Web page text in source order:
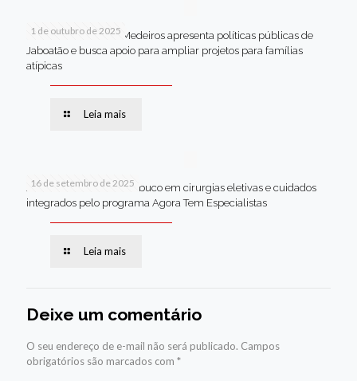
1 de outubro de 2025
Em Brasília, Andréa Medeiros apresenta políticas públicas de
Jaboatão e busca apoio para ampliar projetos para famílias
atípicas
Leia mais
16 de setembro de 2025
Jaboatão lidera Pernambuco em cirurgias eletivas e cuidados
integrados pelo programa Agora Tem Especialistas
Leia mais
Deixe um comentário
O seu endereço de e-mail não será publicado. Campos
obrigatórios são marcados com *